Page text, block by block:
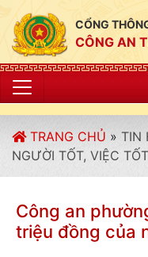
CỔNG
CÔNG AN
TRANG CHỦ » TIN
NGƯỜI TỐT, VIỆC TỐT
Công an
triệu đồng của